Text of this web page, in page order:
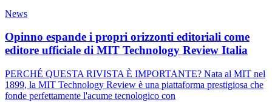
News
Opinno espande i propri orizzonti editoriali come
editore ufficiale di MIT Technology Review Italia
PERCHÉ QUESTA RIVISTA È IMPORTANTE? Nata al MIT nel
1899, la MIT Technology Review è una piattaforma prestigiosa che
fonde perfettamente l'acume tecnologico con